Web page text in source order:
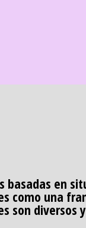
basadas en
como una
son diversos y